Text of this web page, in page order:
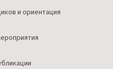
и ориентация